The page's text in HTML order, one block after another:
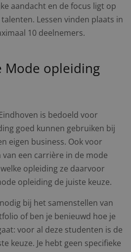
aandacht en de focus ligt op
Lessen vinden plaats in
10 deelnemers.
Mode opleiding
is bedoeld voor
goed kunnen gebruiken bij
eigen business. Ook voor
een carrière in de mode
opleiding ze daarvoor
opleiding de juiste keuze.
bij het samenstellen van
of ben je benieuwd hoe je
voor al deze studenten is de
keuze. Je hebt geen specifieke